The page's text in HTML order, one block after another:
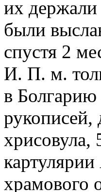
их
были
спустя 2
И. П. м.
в Болгарию
хрисовула,
храмового